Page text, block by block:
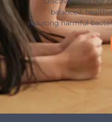
balanced,
reducing harmful